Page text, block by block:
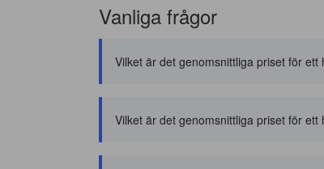
Vanliga frågor
Vilket är det genomsnittliga priset för ett
Vilket är det genomsnittliga priset för ett